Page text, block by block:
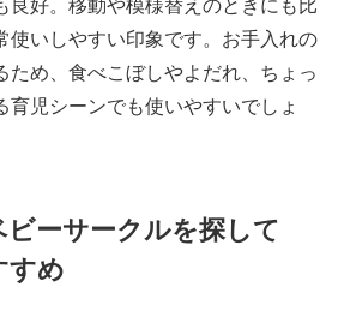
良好。移動や模様替えのときにも比
使いしやすい印象です。お手入れの
ため、食べこぼしやよだれ、ちょっ
育児シーンでも使いやすいでしょ
ーサークルを探して
すめ